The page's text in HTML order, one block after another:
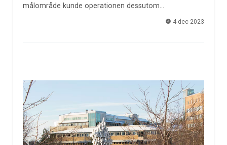
målområde kunde operationen dessutom…
4 dec 2023